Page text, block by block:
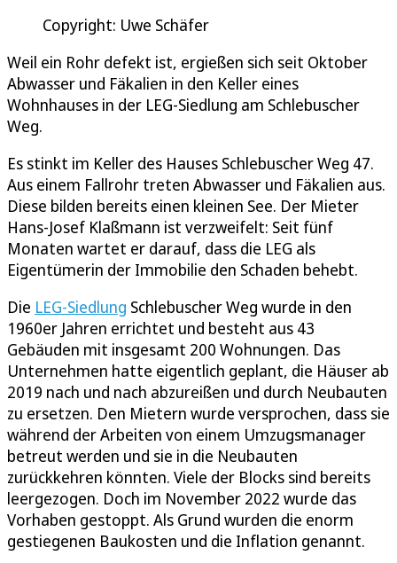
Copyright: Uwe Schäfer
Weil ein Rohr defekt ist, ergießen sich seit Oktober
Abwasser und Fäkalien in den Keller eines
Wohnhauses in der LEG-Siedlung am Schlebuscher
Weg.
Es stinkt im Keller des Hauses Schlebuscher Weg 47.
Aus einem Fallrohr treten Abwasser und Fäkalien aus.
Diese bilden bereits einen kleinen See. Der Mieter
Hans-Josef Klaßmann ist verzweifelt: Seit fünf
Monaten wartet er darauf, dass die LEG als
Eigentümerin der Immobilie den Schaden behebt.
Die LEG-Siedlung Schlebuscher Weg wurde in den
1960er Jahren errichtet und besteht aus 43
Gebäuden mit insgesamt 200 Wohnungen. Das
Unternehmen hatte eigentlich geplant, die Häuser ab
2019 nach und nach abzureißen und durch Neubauten
zu ersetzen. Den Mietern wurde versprochen, dass sie
während der Arbeiten von einem Umzugsmanager
betreut werden und sie in die Neubauten
zurückkehren könnten. Viele der Blocks sind bereits
leergezogen. Doch im November 2022 wurde das
Vorhaben gestoppt. Als Grund wurden die enorm
gestiegenen Baukosten und die Inflation genannt.